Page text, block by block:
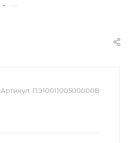
—
Артикул: ПЭ1001100500000В